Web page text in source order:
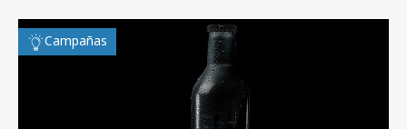
Campañas